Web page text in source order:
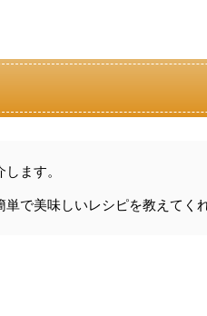
ます。
で美味しいレシピを教えてくれ